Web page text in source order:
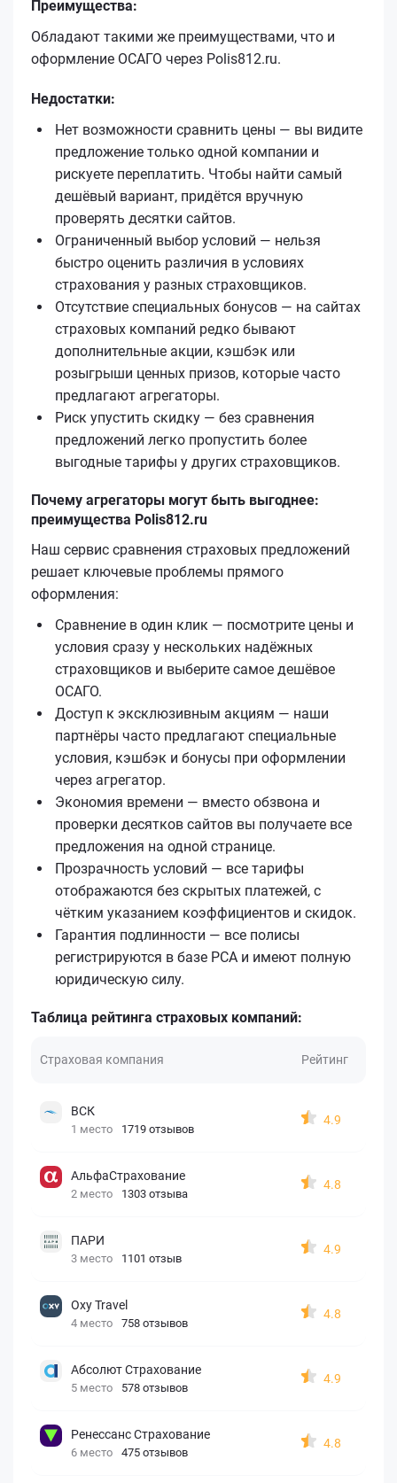
Преимущества:
Обладают такими же преимуществами, что и
оформление ОСАГО через Polis812.ru.
Недостатки:
Нет возможности сравнить цены — вы видите
предложение только одной компании и
рискуете переплатить. Чтобы найти самый
дешёвый вариант, придётся вручную
проверять десятки сайтов.
Ограниченный выбор условий — нельзя
быстро оценить различия в условиях
страхования у разных страховщиков.
Отсутствие специальных бонусов — на сайтах
страховых компаний редко бывают
дополнительные акции, кэшбэк или
розыгрыши ценных призов, которые часто
предлагают агрегаторы.
Риск упустить скидку — без сравнения
предложений легко пропустить более
выгодные тарифы у других страховщиков.
Почему агрегаторы могут быть выгоднее:
преимущества Polis812.ru
Наш сервис сравнения страховых предложений
решает ключевые проблемы прямого
оформления:
Сравнение в один клик — посмотрите цены и
условия сразу у нескольких надёжных
страховщиков и выберите самое дешёвое
ОСАГО.
Доступ к эксклюзивным акциям — наши
партнёры часто предлагают специальные
условия, кэшбэк и бонусы при оформлении
через агрегатор.
Экономия времени — вместо обзвона и
проверки десятков сайтов вы получаете все
предложения на одной странице.
Прозрачность условий — все тарифы
отображаются без скрытых платежей, с
чётким указанием коэффициентов и скидок.
Гарантия подлинности — все полисы
регистрируются в базе РСА и имеют полную
юридическую силу.
Таблица рейтинга страховых компаний:
Страховая компания Рейтинг
ВСК
1 место 1719 отзывов
4.9
АльфаСтрахование
2 место 1303 отзыва
4.8
ПАРИ
3 место 1101 отзыв
4.9
Oxy Travel
4 место 758 отзывов
4.8
Абсолют Страхование
5 место 578 отзывов
4.9
Ренессанс Страхование
6 место 475 отзывов
4.8